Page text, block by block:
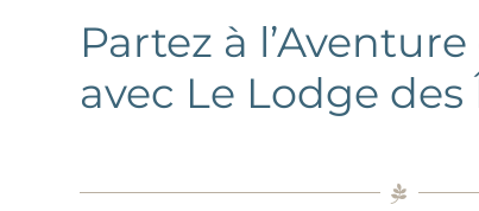
Partez à
avec Le Lodge des